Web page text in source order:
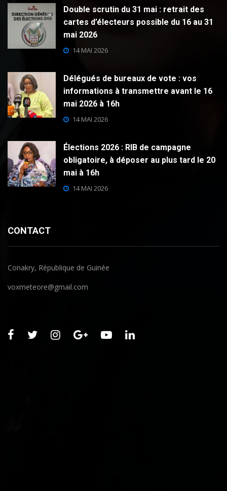
Double scrutin du 31 mai : retrait des
cartes d’électeurs possible du 16 au 31
mai 2026
14 MAI 2026
Délégués de bureaux de vote : vos
informations à transmettre avant le 16
mai 2026 à 16h
14 MAI 2026
Élections 2026 : RIB de campagne
obligatoire, à déposer au plus tard le 20
mai à 16h
14 MAI 2026
CONTACT
Conakry, République de Guinée
voxmeteore@gmail.com